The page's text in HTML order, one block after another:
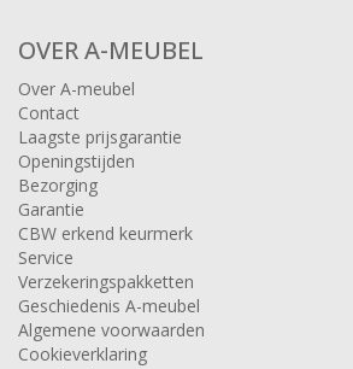
OVER A-MEUBEL
Over A-meubel
Contact
Laagste prijsgarantie
Openingstijden
Bezorging
Garantie
CBW erkend keurmerk
Service
Verzekeringspakketten
Geschiedenis A-meubel
Algemene voorwaarden
Cookieverklaring